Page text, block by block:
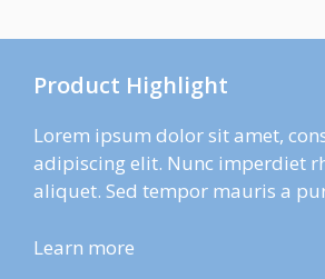
Product Highlight
Lorem ipsum dolor sit amet,
adipiscing elit. Nunc imperdiet
aliquet. Sed tempor mauris a
Learn more